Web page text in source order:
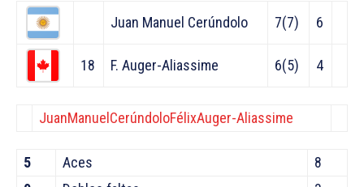
Juan Manuel Cerúndolo 7(7) 6
18 F. Auger-Aliassime 6(5) 4
JuanManuelCerúndoloFélixAuger-Aliassime
5 Aces
8